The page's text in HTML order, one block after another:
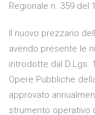
Regionale n. 359 del
Il nuovo prezzario
avendo presente le
introdotte dal D.Lgs.
Opere Pubbliche
approvato
strumento operativo